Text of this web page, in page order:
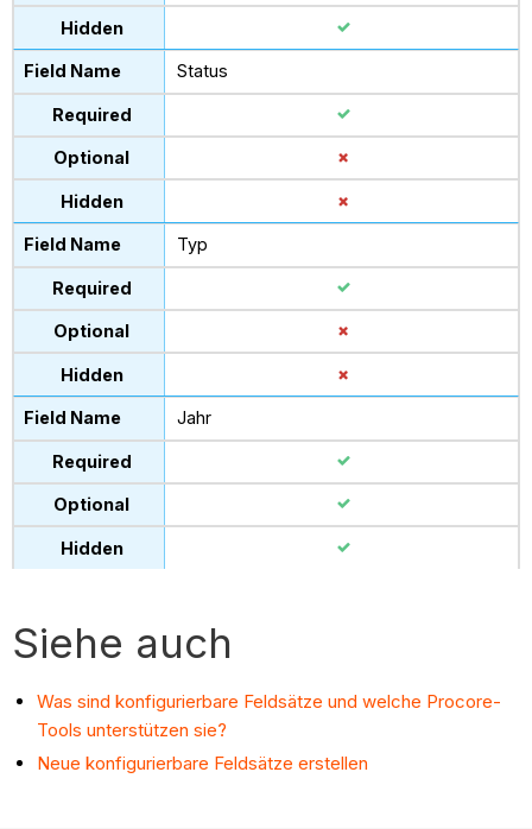
Status
Typ
Jahr
Siehe auch
Was sind konfigurierbare Feldsätze und welche Procore-
Tools unterstützen sie?
Neue konfigurierbare Feldsätze erstellen